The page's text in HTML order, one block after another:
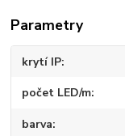
Parametry
krytí IP
počet LED/m
barva